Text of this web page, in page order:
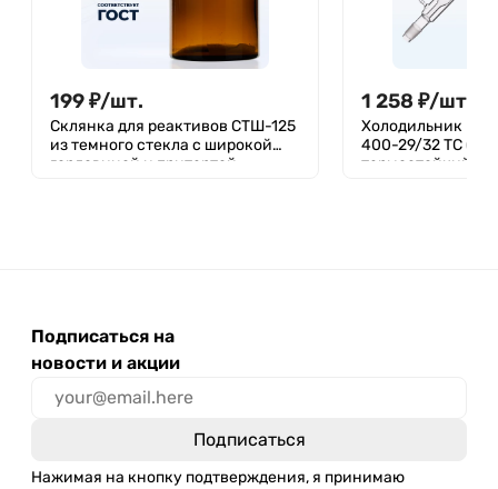
199₽/шт.
Склянка для реактивов СТШ-125
из темного стекла с широкой
горловиной и притертой
1 258 ₽/шт.
Холодильник
400-29/32 ТС (8
термостойкий,
Подписаться на
новости и акции
Нажимая на кнопку подтверждения, я принимаю